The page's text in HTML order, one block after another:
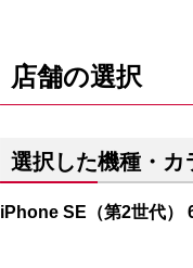
店舗の選択
選択した機種・カ
iPhone SE（第2世代）